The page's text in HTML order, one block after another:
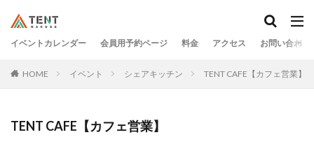
イベントカレンダー 会員用予約ページ 料金 アクセス お問い合わせ
HOME イベント シェアキッチン TENT CAFE【カフェ営業】
TENT CAFE【カフェ営業】